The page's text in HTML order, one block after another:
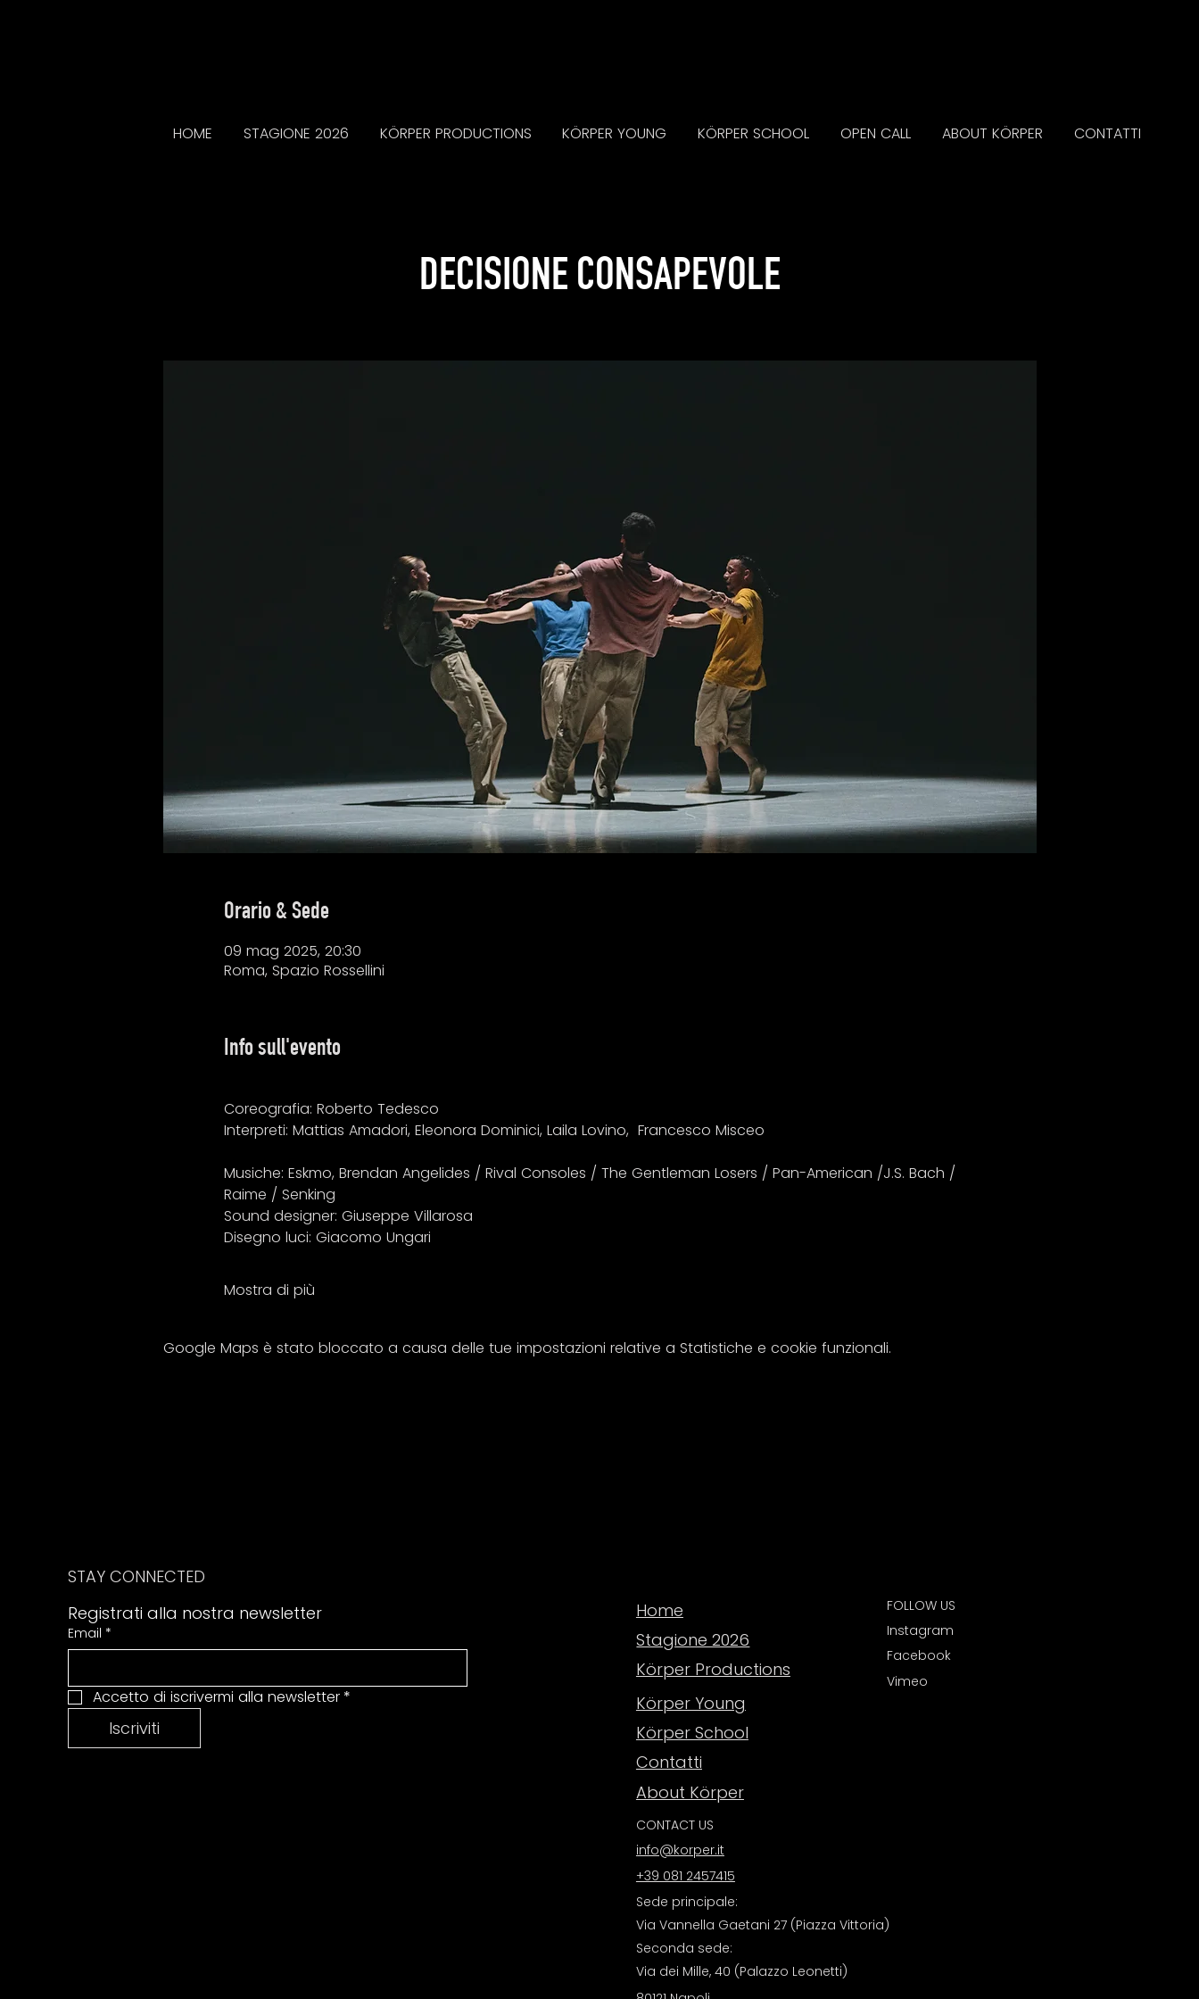
HOME STAGIONE 2026 KÖRPER PRODUCTIONS KÖRPER YOUNG KÖRPER SCHOOL OPEN CALL ABOUT KÖRPER CONTATTI
DECISIONE CONSAPEVOLE
Orario & Sede
09 mag 2025, 20:30
Roma, Spazio Rossellini
Info sull'evento
Coreografia: Roberto Tedesco
Interpreti: Mattias Amadori, Eleonora Dominici, Laila Lovino,  Francesco Misceo
Musiche: Eskmo, Brendan Angelides / Rival Consoles / The Gentleman Losers / Pan-American /J.S. Bach /
Raime / Senking
Sound designer: Giuseppe Villarosa
Disegno luci: Giacomo Ungari
Mostra di più
Google Maps è stato bloccato a causa delle tue impostazioni relative a Statistiche e cookie funzionali.
STAY CONNECTED
Registrati alla nostra newsletter
Email *
Accetto di iscrivermi alla newsletter *
Iscriviti
Home
Stagione 2026
Körper Productions
Körper Young
Körper School
Contatti
About Körper
FOLLOW US
Instagram
Facebook
Vimeo
CONTACT US
info@korper.it
+39 081 2457415
Sede principale:
Via Vannella Gaetani 27 (Piazza Vittoria)
Seconda sede:
Via dei Mille, 40 (Palazzo Leonetti)